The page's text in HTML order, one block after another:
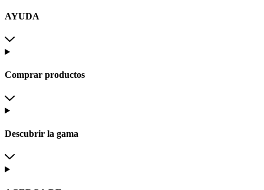
AYUDA
Comprar productos
Descubrir la gama